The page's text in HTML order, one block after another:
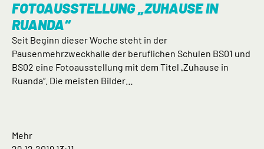
FOTOAUSSTELLUNG „ZUHAUSE IN
RUANDA“
Seit Beginn dieser Woche steht in der
Pausenmehrzweckhalle der beruflichen Schulen BS01 und
BS02 eine Fotoausstellung mit dem Titel „Zuhause in
Ruanda“. Die meisten Bilder…
Mehr